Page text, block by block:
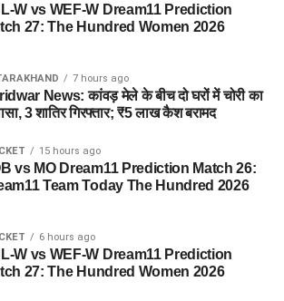
W vs WEF-W Dream11 Prediction
27: The Hundred Women 2026
7 hours ago
News: कांवड़ मेले के बीच दो घरों में चोरी का
3 शातिर गिरफ्तार; ₹5 लाख कैश बरामद
15 hours ago
vs MO Dream11 Prediction Match 26:
Team Today The Hundred 2026
6 hours ago
W vs WEF-W Dream11 Prediction
27: The Hundred Women 2026